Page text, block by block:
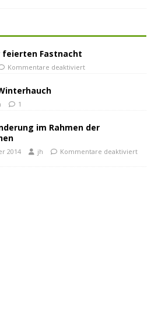
Fastnacht
Kommentare deaktiviert
1
im Rahmen der
2014 jh Kommentare deaktiviert